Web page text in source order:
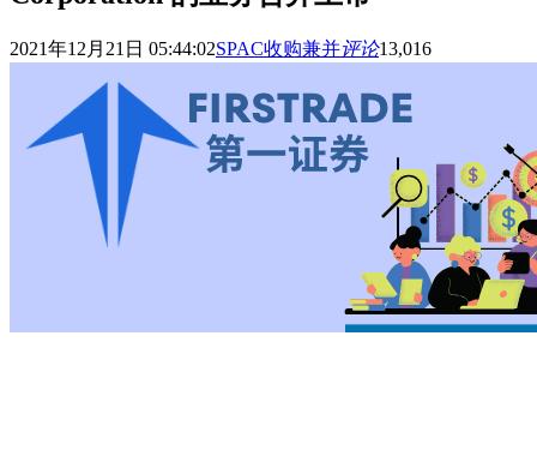
2021年12月21日 05:44:02SPAC收购兼并评论13,016